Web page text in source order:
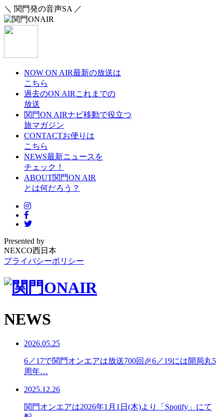
＼ 関門発の音声SA ／
NOW ON AIR最新の放送は
こちら
過去のON AIR これまでの
放送
関門ON AIRナビ移動で役立つ
旅マガジン
CONTACTお便りは
こちら
NEWS最新ニュースを
チェック！
ABOUT関門ON AIR
とは何だろう？
Presented by
NEXCO西日本
プライバシーポリシー
NEWS
2026.05.25
6／17で関門オンエアは放送700回🎉6／19には開局丸5
周年…
2025.12.26
関門オンエアは2026年1月1日(木)より「Spotify」にて